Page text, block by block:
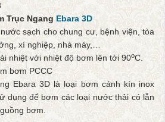
Trục Ngang Ebara 3D
sạch cho chung cư, bệnh viện, tòa
xí nghiệp, nhà máy,…
nhiệt với nhiệt độ bơm lên tới 90oC.
bơm PCCC
Ebara 3D là loại bơm cánh kín inox
dụng để bơm các loại nước thải có lẫn
bơm.